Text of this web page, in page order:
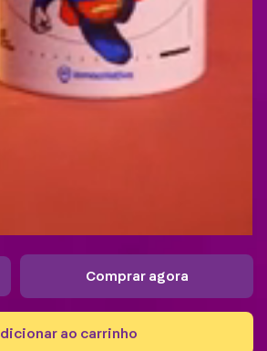
comprar agora
adicionar ao carrinho